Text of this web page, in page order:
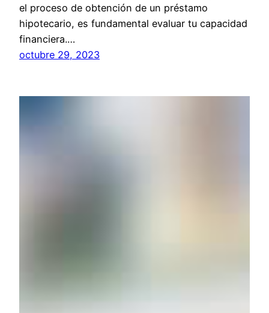
el proceso de obtención de un préstamo
hipotecario, es fundamental evaluar tu capacidad
financiera.…
octubre 29, 2023